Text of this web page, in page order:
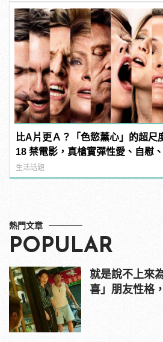
比A片更Ａ？「色慾薰心」的超尺
18 禁電影，真槍實彈性愛、自慰、
直接上！ | manfashion這樣變型男
生活話題
熱門文章
POPULAR
就是說不上來
喜」朋友性格